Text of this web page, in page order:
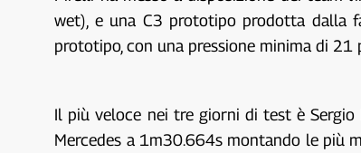
wet), e una C3 prototipo prodotta dalla
prototipo, con una pressione minima di
Il più veloce nei tre giorni di test è
Mercedes a 1m30.664s montando le più